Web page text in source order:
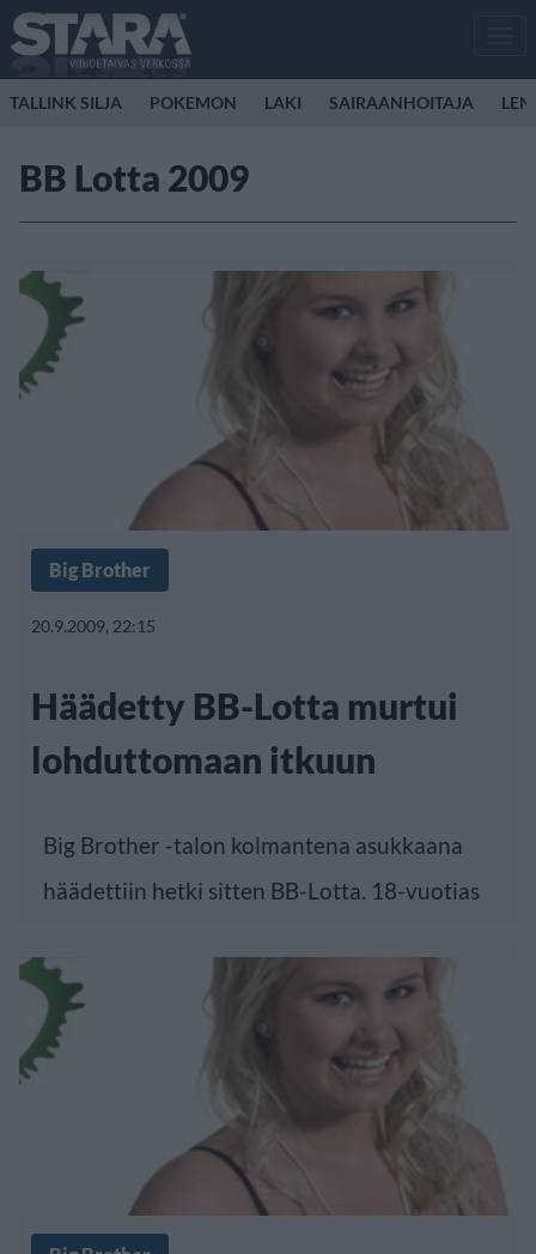
TALLINK SILJA POKEMON LAKI SAIRAANHOITAJA
BB Lotta 2009
Big Brother
20.9.2009, 22:15
Häädetty BB-Lotta murtui
lohduttomaan itkuun
Big Brother -talon kolmantena asukkaana
häädettiin hetki sitten BB-Lotta. 18-vuotias